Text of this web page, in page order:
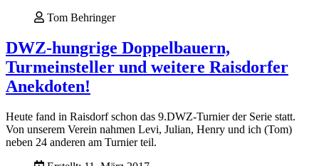
Tom Behringer
DWZ-hungrige Doppelbauern,
Turmeinsteller und weitere Raisdorfer
Anekdoten!
Heute fand in Raisdorf schon das 9.DWZ-Turnier der Serie statt.
Von unserem Verein nahmen Levi, Julian, Henry und ich (Tom)
neben 24 anderen am Turnier teil.